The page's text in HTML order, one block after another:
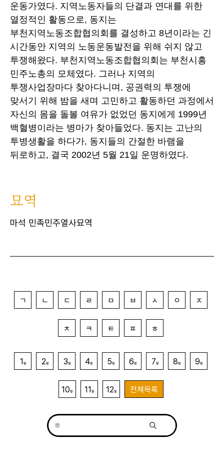
운동가였다. 지역노동자들의 단결과 연대를 위한
열정적인 활동으로, 동지는
부천지역노동조합협의회를 결성하고 8년이라는 긴
시간동안 지역의 노동운동발전을 위해 쉬지 않고
투쟁해왔다. 부천지역노동조합협의회는 부천시흥
민주노총의 모체였다. 그러나 지역의
투쟁사업장마다 찾아다니며, 공권력의 투쟁에
맞서기 위해 밤을 새며 고민하고 활동하던 과정에서
자신의 몸을 돌볼 여유가 없었던 동지에게 1999년
백혈병이라는 병마가 찾아들었다. 동지는 고난의
투병생활을 하다가, 동지들의 간절한 바램을
뒤로하고, 결국 2002년 5월 21일 운명하였다.
묘역
마석 민족민주열사묘역
ㄱ ㄴ ㄷ ㄹ ㅁ ㅂ ㅅ ㅇ ㅈ
ㅊ ㅋ ㅌ ㅍ ㅎ
1 월 2월 3월 4월 5월 6월 7월 8월 9월
10월 11 월 12월 전체목록